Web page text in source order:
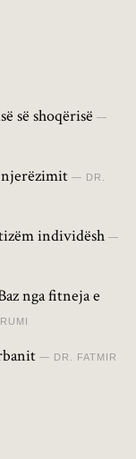
së shoqërisë
njerëzimit DR.
individësh
nga fitneja e
DR. FATMIR